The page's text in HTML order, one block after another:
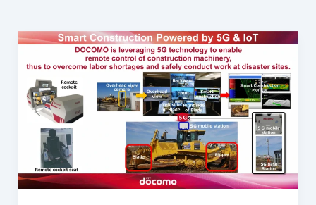
建
DX
は
通
信
で
止
ま